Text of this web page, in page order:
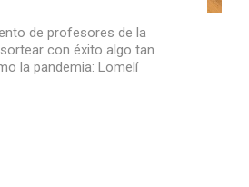
de profesores de la
con éxito algo tan
la pandemia: Lomelí